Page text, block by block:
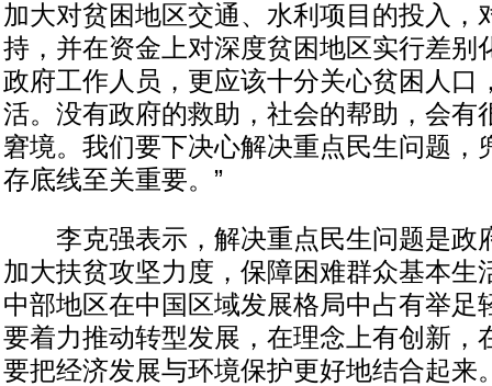
加大对贫困地区交通、水利项目的投入，
持，并在资金上对深度贫困地区实行差别
政府工作人员，更应该十分关心贫困人口
活。没有政府的救助，社会的帮助，会有
窘境。我们要下决心解决重点民生问题，
存底线至关重要。”
李克强表示，解决重点民生问题是政
加大扶贫攻坚力度，保障困难群众基本生
中部地区在中国区域发展格局中占有举足
要着力推动转型发展，在理念上有创新，
要把经济发展与环境保护更好地结合起来